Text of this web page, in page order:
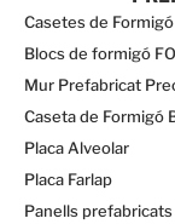
Casetes de Formigó
Blocs de formigó
Mur Prefabricat
Caseta de Formigó
Placa Alveolar
Placa Farlap
Panells prefabricats